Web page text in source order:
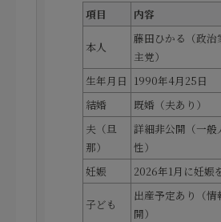
項目 内容
本人
藤田ひかる（政治
主党）
生年月日 1990年4月25日
結婚
既婚（夫あり）
夫（旦
那）
詳細非公開（一般
性）
妊娠
2026年1月に妊娠
子ども
出産予定あり（情
開）